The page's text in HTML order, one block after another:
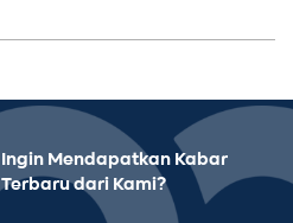
Ingin Mendapatkan Kabar
Terbaru dari Kami?